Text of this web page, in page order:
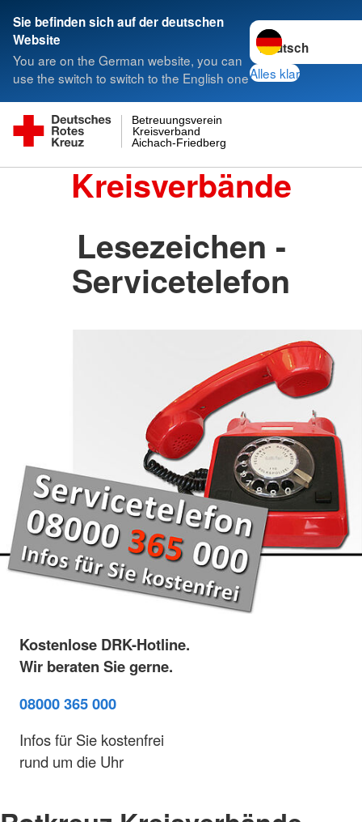
Sie befinden sich auf der deutschen
Website
You are on the German website, you can
use the switch to switch to the English one
Sprache wechseln
Alles klar
Aichach-Friedberg
Kreisverband
Betreuungsverein
Kreisverbände
Lesezeichen -
Servicetelefon
Kostenlose DRK-Hotline.
Wir beraten Sie gerne.
08000 365 000
Infos für Sie kostenfrei
rund um die Uhr